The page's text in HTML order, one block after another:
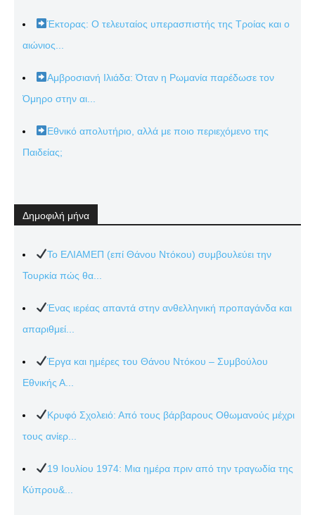
Έκτορας: Ο τελευταίος υπερασπιστής της Τροίας και ο
αιώνιος...
Αμβροσιανή Ιλιάδα: Όταν η Ρωμανία παρέδωσε τον
Όμηρο στην αι...
Εθνικό απολυτήριο, αλλά με ποιο περιεχόμενο της
Παιδείας;
Δημοφιλή μήνα
Το ΕΛΙΑΜΕΠ (επί Θάνου Ντόκου) συμβουλεύει την
Τουρκία πώς θα...
Ένας ιερέας απαντά στην ανθελληνική προπαγάνδα και
απαριθμεί...
Έργα και ημέρες του Θάνου Ντόκου – Συμβούλου
Εθνικής Α...
Κρυφό Σχολειό: Από τους βάρβαρους Οθωμανούς μέχρι
τους ανίερ...
19 Ιουλίου 1974: Μια ημέρα πριν από την τραγωδία της
Κύπρου&...